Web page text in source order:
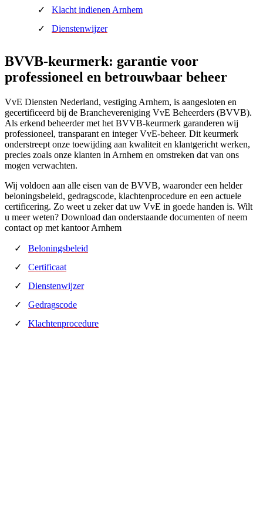
Klacht indienen Arnhem
Dienstenwijzer
BVVB-keurmerk: garantie voor
professioneel en betrouwbaar beheer
VvE Diensten Nederland, vestiging Arnhem, is aangesloten en
gecertificeerd bij de Branchevereniging VvE Beheerders (BVVB).
Als erkend beheerder met het BVVB-keurmerk garanderen wij
professioneel, transparant en integer VvE-beheer. Dit keurmerk
onderstreept onze toewijding aan kwaliteit en klantgericht werken,
precies zoals onze klanten in Arnhem en omstreken dat van ons
mogen verwachten.
Wij voldoen aan alle eisen van de BVVB, waaronder een helder
beloningsbeleid, gedragscode, klachtenprocedure en een actuele
certificering. Zo weet u zeker dat uw VvE in goede handen is. Wilt
u meer weten? Download dan onderstaande documenten of neem
contact op met kantoor Arnhem
Beloningsbeleid
Certificaat
Dienstenwijzer
Gedragscode
Klachtenprocedure